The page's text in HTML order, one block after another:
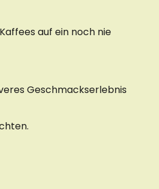
auf ein noch nie
Geschmackserlebnis